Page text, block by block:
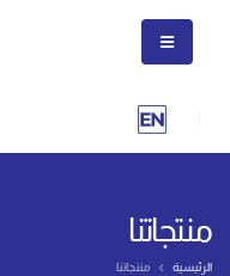
منتجاتنا
الرئيسية منتجاتنا